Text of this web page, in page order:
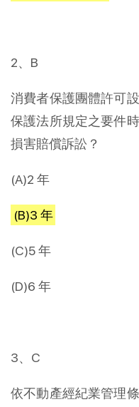
2、B
消費者保護團體許可
保護法所規定之要件
損害賠償訴訟？
(A)2 年
(B)3 年
(C)5 年
(D)6 年
3、C
依不動產經紀業管理